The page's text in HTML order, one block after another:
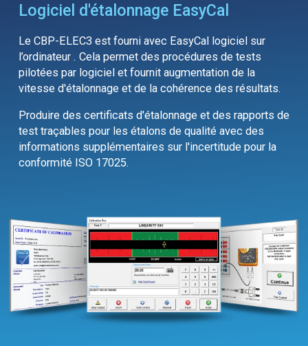
Logiciel d'étalonnage EasyCal
Le CBP-ELEC3 est fourni avec EasyCal logiciel sur
l’ordinateur . Cela permet des procédures de tests
pilotées par logiciel et fournit augmentation de la
vitesse d'étalonnage et de la cohérence des résultats.
Produire des certificats d'étalonnage et des rapports de
test traçables pour les étalons de qualité avec des
informations supplémentaires sur l'incertitude pour la
conformité ISO 17025.